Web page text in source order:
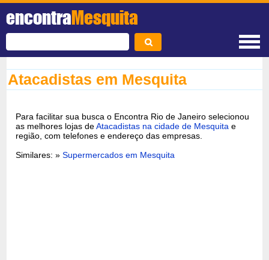
encontraMesquita
Atacadistas em Mesquita
Para facilitar sua busca o Encontra Rio de Janeiro selecionou
as melhores lojas deAtacadistas na cidade de Mesquita e
região, com telefones e endereço das empresas.
Similares: »Supermercados em Mesquita